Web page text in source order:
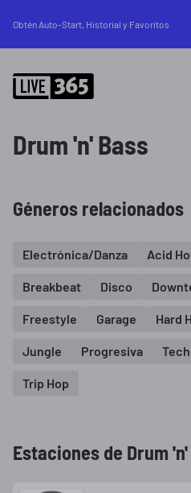
Obtén Auto-Start, Historial y Favoritos
Drum 'n' Bass
Géneros relacionados
Electrónica/Danza Acid
Breakbeat Disco
Freestyle Garage Hard
Jungle Progresiva
Trip Hop
Estaciones de Drum